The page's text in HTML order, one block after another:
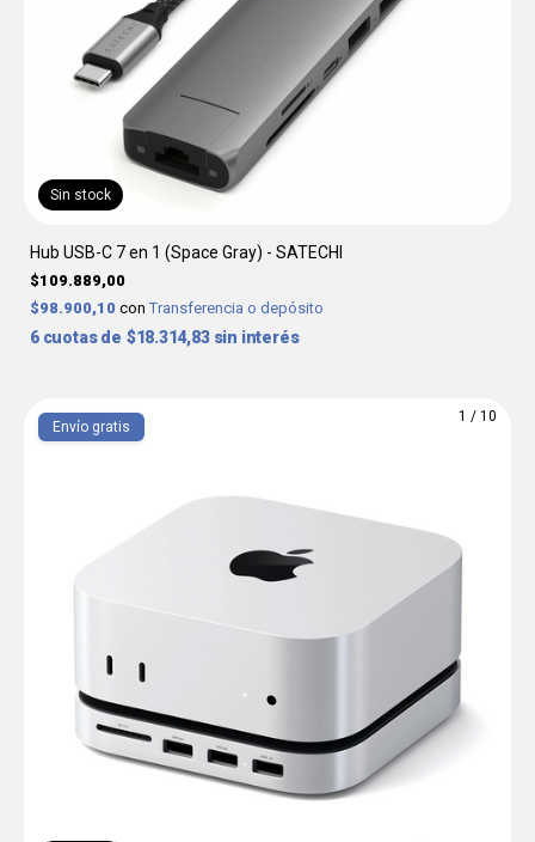
Sin stock
Hub USB-C 7 en 1 (Space Gray) - SATECHI
$109.889,00
$98.900,10 con Transferencia o depósito
6 $18.314,83 sin interés
1 / 10
Envío gratis